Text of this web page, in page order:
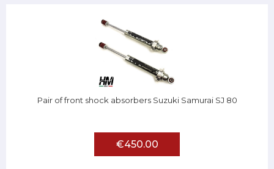
Pair of front shock absorbers Suzuki Samurai SJ 80
€450.00